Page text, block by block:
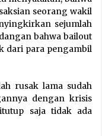
seorang wakil
sejumlah
bahwa bailout
dari para pengambil
rusak lama sudah
dengan krisis
saja tidak ada